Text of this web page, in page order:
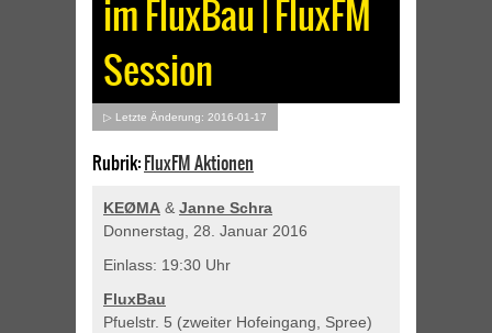
im FluxBau | FluxFM
Session
▷ Letzte Änderung: 2016-01-17
Rubrik:FluxFM Aktionen
KEØMA & Janne Schra
Donnerstag, 28. Januar 2016
Einlass: 19:30 Uhr
FluxBau
Pfuelstr. 5 (zweiter Hofeingang, Spree)